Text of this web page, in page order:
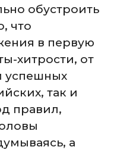
обустроить
что
в первую
хитрости, от
успешных
так и
правил,
а